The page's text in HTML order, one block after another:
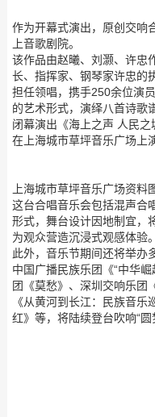
作为开幕式演出，原创交响
上音歌剧院。
该作品由赵曦、刘灏、许忠
长、指挥家、钢琴家许忠的
担任领唱，携手250余位演
的艺术形式，演绎八首诗歌
闭幕演出《海上之声 人民之
在上海城市草坪音乐广场上
上海城市草坪音乐广场资料
这台合唱音乐会包括混声合
形式，舞台设计因地制宜，
为观众营造沉浸式观感体验。
此外，音乐节期间还将举办
中国广播民族乐团《“中华
团《莫愁》、深圳交响乐团
《从黄河到长江：民族音
红》等，将陆续登台吹响“圆